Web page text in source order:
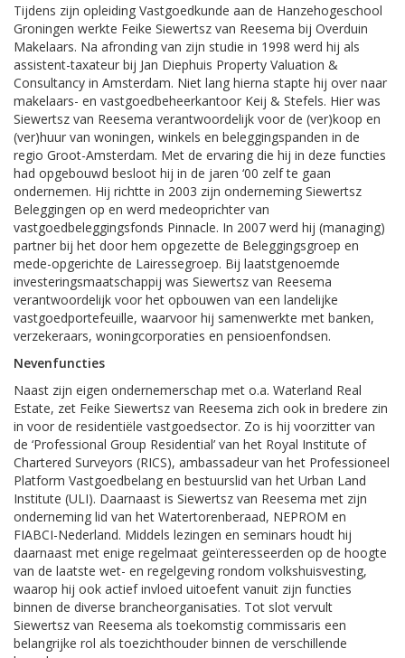
Tijdens zijn opleiding Vastgoedkunde aan de Hanzehogeschool
Groningen werkte Feike Siewertsz van Reesema bij Overduin
Makelaars. Na afronding van zijn studie in 1998 werd hij als
assistent-taxateur bij Jan Diephuis Property Valuation &
Consultancy in Amsterdam. Niet lang hierna stapte hij over naar
makelaars- en vastgoedbeheerkantoor Keij & Stefels. Hier was
Siewertsz van Reesema verantwoordelijk voor de (ver)koop en
(ver)huur van woningen, winkels en beleggingspanden in de
regio Groot-Amsterdam. Met de ervaring die hij in deze functies
had opgebouwd besloot hij in de jaren ‘00 zelf te gaan
ondernemen. Hij richtte in 2003 zijn onderneming Siewertsz
Beleggingen op en werd medeoprichter van
vastgoedbeleggingsfonds Pinnacle. In 2007 werd hij (managing)
partner bij het door hem opgezette de Beleggingsgroep en
mede-opgerichte de Lairessegroep. Bij laatstgenoemde
investeringsmaatschappij was Siewertsz van Reesema
verantwoordelijk voor het opbouwen van een landelijke
vastgoedportefeuille, waarvoor hij samenwerkte met banken,
verzekeraars, woningcorporaties en pensioenfondsen.
Nevenfuncties
Naast zijn eigen ondernemerschap met o.a. Waterland Real
Estate, zet Feike Siewertsz van Reesema zich ook in bredere zin
in voor de residentiële vastgoedsector. Zo is hij voorzitter van
de ‘Professional Group Residential’ van het Royal Institute of
Chartered Surveyors (RICS), ambassadeur van het Professioneel
Platform Vastgoedbelang en bestuurslid van het Urban Land
Institute (ULI). Daarnaast is Siewertsz van Reesema met zijn
onderneming lid van het Watertorenberaad, NEPROM en
FIABCI-Nederland. Middels lezingen en seminars houdt hij
daarnaast met enige regelmaat geïnteresseerden op de hoogte
van de laatste wet- en regelgeving rondom volkshuisvesting,
waarop hij ook actief invloed uitoefent vanuit zijn functies
binnen de diverse brancheorganisaties. Tot slot vervult
Siewertsz van Reesema als toekomstig commissaris een
belangrijke rol als toezichthouder binnen de verschillende